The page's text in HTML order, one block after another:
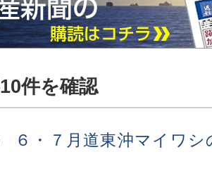
件を確認
６・７月道東沖マイワ